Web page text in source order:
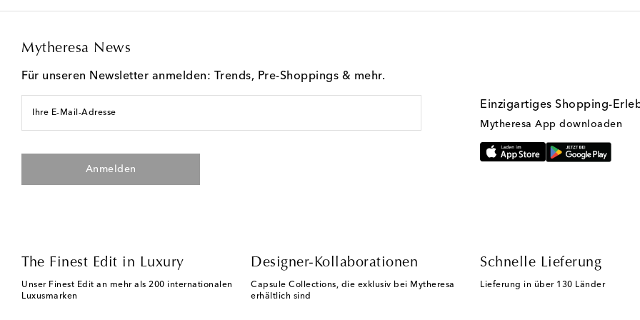
Mytheresa News
Für unseren Newsletter anmelden: Trends, Pre-Shoppings & mehr.
Ihre E-Mail-Adresse
Anmelden
Einzigartiges Shopping-
Mytheresa App downloaden
The Finest Edit in Luxury
Unser Finest Edit an mehr als 200 internationalen
Luxusmarken
Designer-Kollaborationen
Capsule Collections, die exklusiv bei Mytheresa
erhältlich sind
Schnelle Lieferung
Lieferung in über 130 Länder